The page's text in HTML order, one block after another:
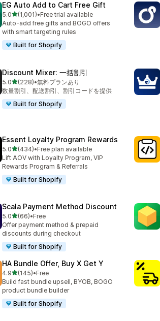
EG Auto Add to Cart Free Gift
5.05つ星中
(1,001)
合計レビュー数：1001件
•Free trial available
Auto-add free gifts and BOGO offers
with smart targeting rules
Built for Shopify
Discount Mixer: 一括割引
5.05つ星中
(228)
合計レビュー数：228件
•無料プランあり
数量割引、配送割引、割引コードを提供
Built for Shopify
Essent Loyalty Program Rewards
5.05つ星中
(434)
合計レビュー数：434件
•Free plan available
Lift AOV with Loyalty Program, VIP
Rewards Program & Referrals
Built for Shopify
Scala Payment Method Discount
5.05つ星中
(66)
合計レビュー数：66件
•Free
Offer payment method & prepaid
discounts during checkout
Built for Shopify
HA Bundle Offer, Buy X Get Y
4.95つ星中
(145)
合計レビュー数：145件
•Free
Build fast bundle upsell, BYOB, BOGO
product bundle builder
Built for Shopify